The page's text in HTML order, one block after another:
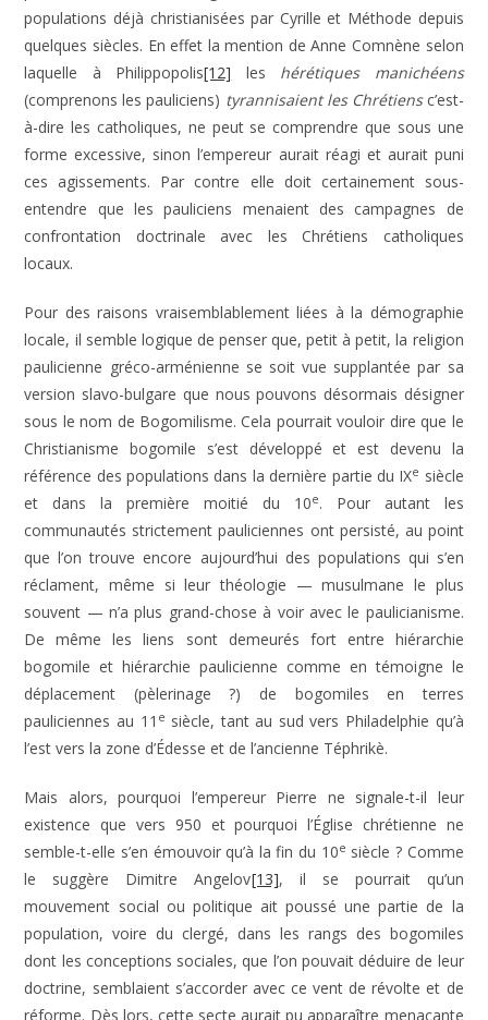
populations déjà christianisées par Cyrille et Méthode depuis
quelques siècles. En effet la mention de Anne Comnène selon
laquelle à Philippopolis[12] les hérétiques manichéens
(comprenons les pauliciens) tyrannisaient les Chrétiensc’est-
à-dire les catholiques, ne peut se comprendre que sous une
forme excessive, sinon l’empereur aurait réagi et aurait puni
ces agissements. Par contre elle doit certainement sous-
entendre que les pauliciens menaient des campagnes de
confrontation doctrinale avec les Chrétiens catholiques
locaux.
Pour des raisons vraisemblablement liées à la démographie
locale, il semble logique de penser que, petit à petit, la religion
paulicienne gréco-arménienne se soit vue supplantée par sa
version slavo-bulgare que nous pouvons désormais désigner
sous le nom de Bogomilisme. Cela pourrait vouloir dire que le
Christianisme bogomile s’est développé et est devenu la
référence des populations dans la dernière partie du IXe siècle
et dans la première moitié du 10e. Pour autant les
communautés strictement pauliciennes ont persisté, au point
que l’on trouve encore aujourd’hui des populations qui s’en
réclament, même si leur théologie — musulmane le plus
souvent — n’a plus grand-chose à voir avec le paulicianisme.
De même les liens sont demeurés fort entre hiérarchie
bogomile et hiérarchie paulicienne comme en témoigne le
déplacement (pèlerinage ?) de bogomiles en terres
pauliciennes au 11 e siècle, tant au sud vers Philadelphie qu’à
l’est vers la zone d’Édesse et de l’ancienne Téphrikè.
Mais alors, pourquoi l’empereur Pierre ne signale-t-il leur
existence que vers 950 et pourquoi l’Église chrétienne ne
semble-t-elle s’en émouvoir qu’à la fin du 10e siècle ? Comme
le suggère Dimitre Angelov[13], il se pourrait qu’un
mouvement social ou politique ait poussé une partie de la
population, voire du clergé, dans les rangs des bogomiles
dont les conceptions sociales, que l’on pouvait déduire de leur
doctrine, semblaient s’accorder avec ce vent de révolte et de
réforme. Dès lors, cette secte aurait pu apparaître menaçante